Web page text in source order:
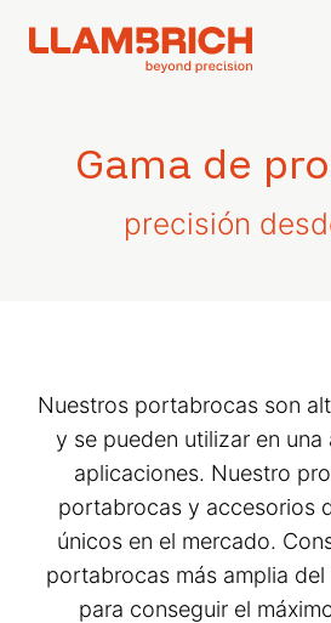
Gama de
precisión
Nuestros portabrocas son
y se pueden utilizar en una
aplicaciones. Nuestro
portabrocas y accesorios
únicos en el mercado.
portabrocas más amplia
para conseguir el